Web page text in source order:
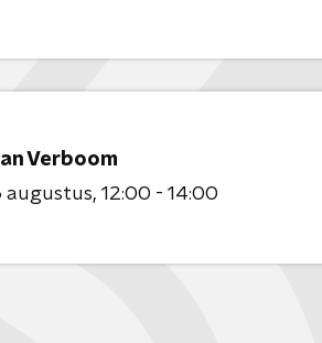
Verboom
augustus 12:00 - 14:00